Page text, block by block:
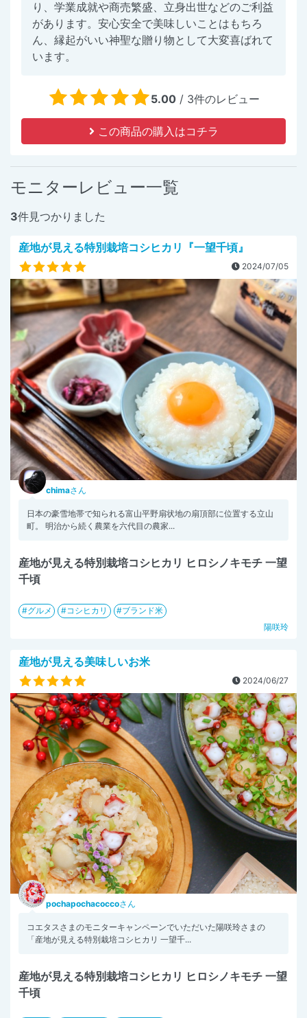
り、学業成就や商売繁盛、立身出世などのご利益
があります。安心安全で美味しいことはもちろ
ん、縁起がいい神聖な贈り物として大変喜ばれて
います。
5.00/ 3件のレビュー
この商品の購入はコチラ
モニターレビュー一覧
3件見つかりました
産地が見える特別栽培コシヒカリ『一望千頃』
2024/07/05
chimaさん
⽇本の豪雪地帯で知られる富山平野扇状地の扇頂部に位置する立山
町。 明治から続く農業を六代目の農家...
産地が見える特別栽培コシヒカリ ヒロシノキモチ 一望
千頃
グルメ コシヒカリ
ブランド米
陽咲玲
産地が見える美味しいお米
2024/06/27
pochapochacoccoさん
コエタスさまのモニターキャンペーンでいただいた陽咲玲さまの
「産地が見える特別栽培コシヒカリ 一望千...
産地が見える特別栽培コシヒカリ ヒロシノキモチ 一望
千頃